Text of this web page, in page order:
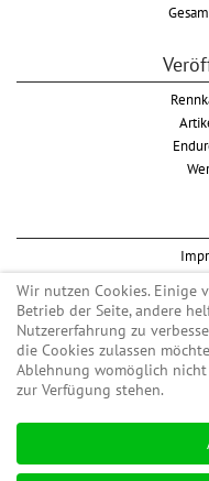
#enduroaustria,
Enduro-Austria, Enduro,
Wir nutzen Cookies. Einige
Betrieb der Seite, andere
Nutzererfahrung zu
die Cookies zulassen
Ablehnung womöglich
zur Verfügung stehen.